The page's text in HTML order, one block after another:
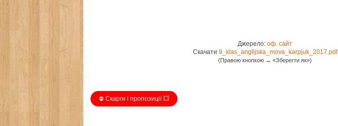
Джерело: оф. сайт
Скачати 9_klas_anglijska_mova_karpjuk_2017.pdf
(Правою кнопкою → «Зберегти як»)
⛔️ Скарги і пропозиції 💥